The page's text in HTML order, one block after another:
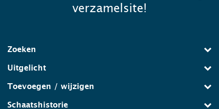
verzamelsite!
Zoeken
Uitgelicht
Toevoegen / wijzigen
Schaatshistorie